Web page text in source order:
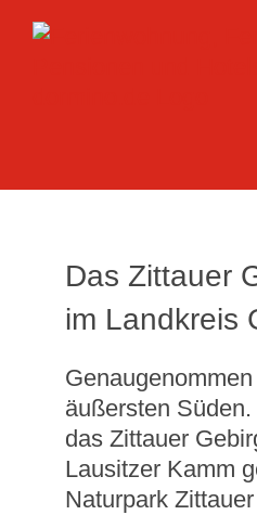
Inhalt
Das Zittauer
im Landkreis
äußersten
das Zittauer
Lausitzer Kamm
Naturpark